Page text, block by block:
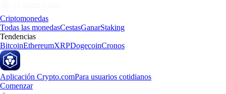
Criptomonedas
Todas las monedasCestasGanarStaking
Tendencias
BitcoinEthereumXRPDogecoinCronos
Aplicación Crypto.comPara usuarios cotidianos
Comenzar